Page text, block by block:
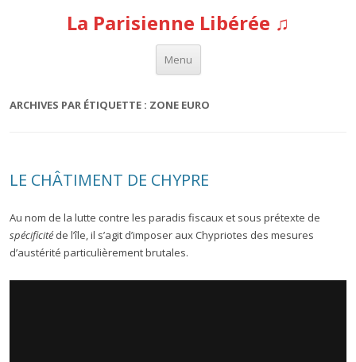
La Parisienne Libérée ♫
Menu
Aller au contenu
ARCHIVES PAR ÉTIQUETTE : ZONE EURO
LE CHÂTIMENT DE CHYPRE
Au nom de la lutte contre les paradis fiscaux et sous prétexte de
spécificité de l’île, il s’agit d’imposer aux Chypriotes des mesures
d’austérité particulièrement brutales.